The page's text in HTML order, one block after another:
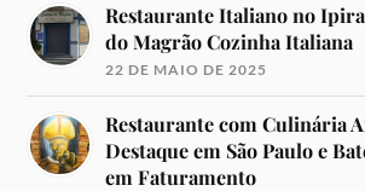
Restaurante Italiano no
do Magrão Cozinha Italiana
22 DE MAIO DE 2025
Restaurante com Culinária
Destaque em São Paulo e
em Faturamento